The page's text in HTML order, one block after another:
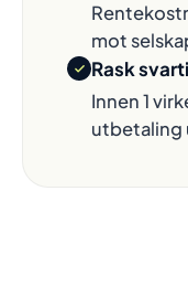
mot
Rask
Innen 1
utbetaling